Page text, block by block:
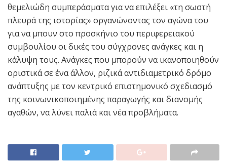
θεμελιώδη συμπεράσματα για να επιλέξει «τη σωστή
πλευρά της ιστορίας» οργανώνοντας τον αγώνα του
για να μπουν στο προσκήνιο του περιφερειακού
συμβουλίου οι δικές του σύγχρονες ανάγκες και η
κάλυψη τους. Ανάγκες που μπορούν να ικανοποιηθούν
οριστικά σε ένα άλλον, ριζικά αντιδιαμετρικό δρόμο
ανάπτυξης με τον κεντρικό επιστημονικό σχεδιασμό
της κοινωνικοποιημένης παραγωγής και διανομής
αγαθών, να λύνει παλιά και νέα προβλήματα.